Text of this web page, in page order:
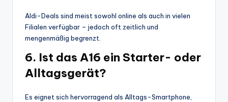
Aldi-Deals sind meist sowohl online als auch in vielen
Filialen verfügbar – jedoch oft zeitlich und
mengenmäßig begrenzt.
6. Ist das A16 ein Starter- oder
Alltagsgerät?
Es eignet sich hervorragend als Alltags-Smartphone,